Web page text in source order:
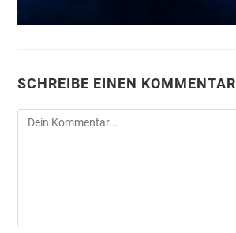
SCHREIBE EINEN KOMMENTAR